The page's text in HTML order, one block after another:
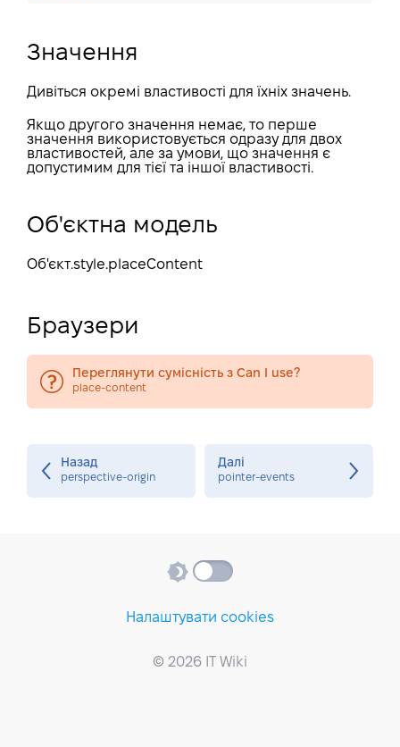
Значення
Дивіться окремі властивості для їхніх значень.
Якщо другого значення немає, то перше
значення використовується одразу для двох
властивостей, але за умови, що значення є
допустимим для тієї та іншої властивості.
Об'єктна модель
Об'єкт.style.placeContent
Браузери
Переглянути сумісність з Can I use?
place-content
Назад
perspective-origin
Далі
pointer-events
Налаштувати cookies
© 2026 IT Wiki